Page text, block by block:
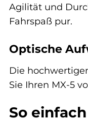
Agilität und
Fahrspaß pur.
Optische
Die
Sie Ihren MX-5
So